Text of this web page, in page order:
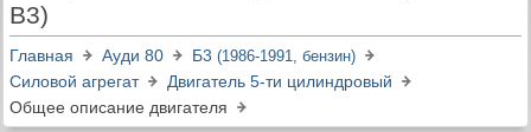
B3)
Главная Ауди 80 Б3 (1986-1991, бензин)
Силовой агрегат
Двигатель 5-ти цилиндровый
Общее описание двигателя